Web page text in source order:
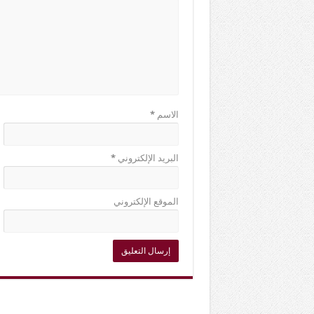
الاسم*
البريد الإلكتروني*
الموقع الإلكتروني